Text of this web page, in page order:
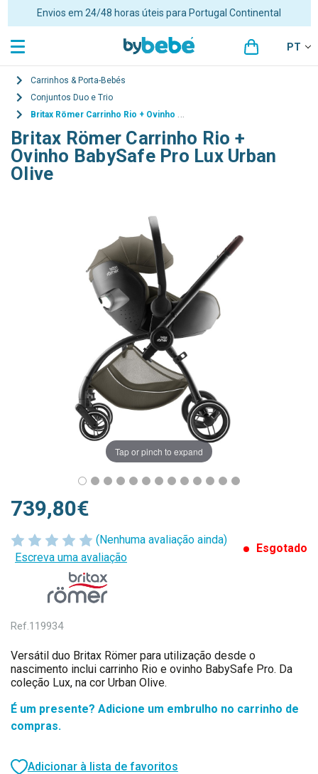
Portes grátis para encomendas superiores a 48€ para Portugal
Continental
PT
Carrinhos & Porta-Bebés
Conjuntos Duo e Trio
Britax Römer Carrinho Rio + Ovinho BabySafe Pro Lux Urban Olive
Britax Römer Carrinho Rio +
Ovinho BabySafe Pro Lux Urban
Olive
Tap or pinch to expand
(Nenhuma avaliação ainda)
Escreva uma avaliação
Esgotado
739,80€
Ref.119934
Versátil duo Britax Römer para utilização desde o
nascimento inclui carrinho Rio e ovinho BabySafe Pro. Da
coleção Lux, na cor Urban Olive.
É um presente? Adicione um embrulho no carrinho de
compras.
Adicionar à lista de favoritos